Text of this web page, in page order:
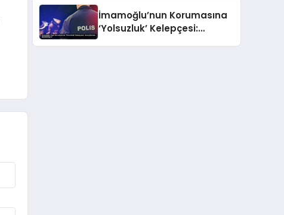
İmamoğlu’nun Korumasına
‘Yolsuzluk’ Kelepçesi: